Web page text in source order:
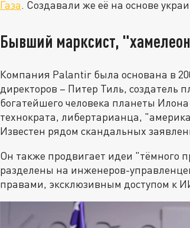
Газа. Создавали же её на основе
Бывший марксист,
Компания Palantir была основана в
директоров – Питер Тиль, создатель
богатейшего человека планеты
технократа, либертарианца,
Известен рядом скандальных
Он также продвигает идеи "тёмного
разделены на инженеров-
правами, эксклюзивным доступом к